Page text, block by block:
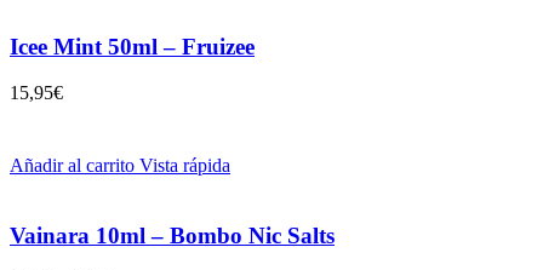
Icee Mint 50ml – Fruizee
15,95€
Añadir al carrito Vista rápida
Vainara 10ml – Bombo Nic Salts